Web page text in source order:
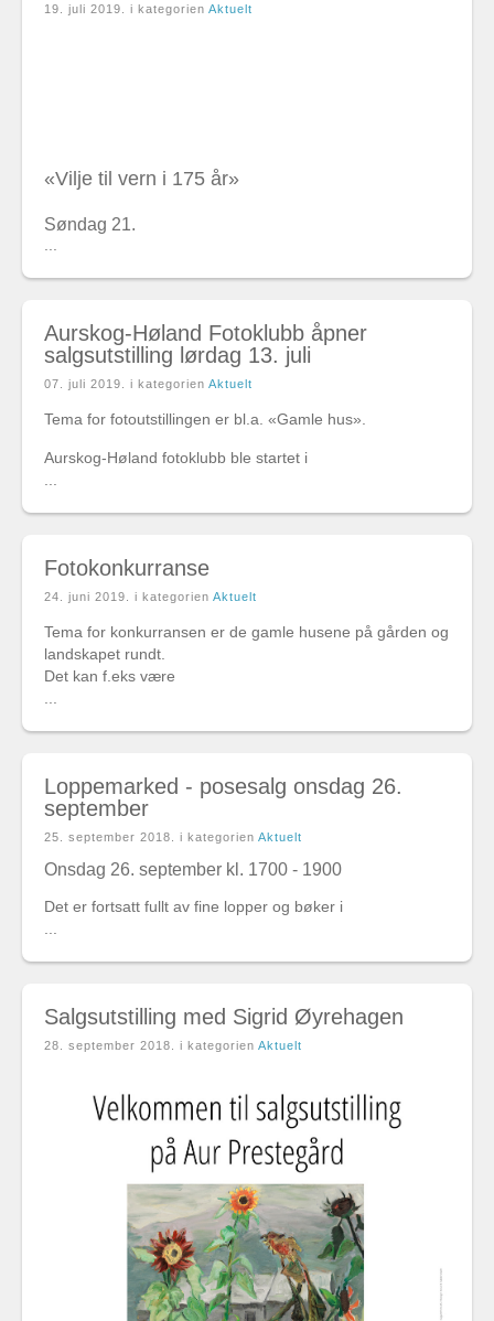
19. juli 2019 . i kategorien Aktuelt
«Vilje til vern i 175 år»
Søndag 21.
Aurskog-Høland Fotoklubb åpner
salgsutstilling lørdag 13. juli
07. juli 2019 . i kategorien Aktuelt
Tema for fotoutstillingen er bl.a. «Gamle hus».
Aurskog-Høland fotoklubb ble startet i
Fotokonkurranse
24. juni 2019 . i kategorien Aktuelt
Tema for konkurransen er de gamle husene på gården og
landskapet rundt.
Det kan f.eks være
Loppemarked - posesalg onsdag 26.
september
25. september 2018 . i kategorien Aktuelt
Onsdag 26. september kl. 1700 - 1900
Det er fortsatt fullt av fine lopper og bøker i
Salgsutstilling med Sigrid Øyrehagen
28. september 2018 . i kategorien Aktuelt